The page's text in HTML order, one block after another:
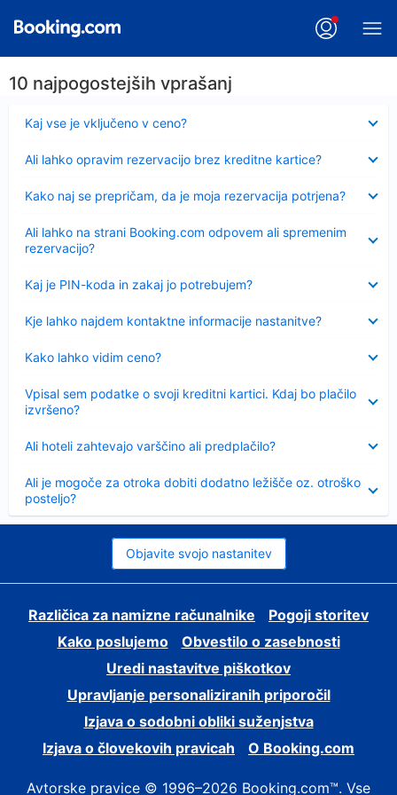
10 najpogostejših vprašanj
Kaj vse je vključeno v ceno?
Ali lahko opravim rezervacijo brez kreditne kartice?
Kako naj se prepričam, da je moja rezervacija potrjena?
Ali lahko na strani Booking.com odpovem ali spremenim
rezervacijo?
Kaj je PIN-koda in zakaj jo potrebujem?
Kje lahko najdem kontaktne informacije nastanitve?
Kako lahko vidim ceno?
Vpisal sem podatke o svoji kreditni kartici. Kdaj bo plačilo
izvršeno?
Ali hoteli zahtevajo varščino ali predplačilo?
Ali je mogoče za otroka dobiti dodatno ležišče oz. otroško
posteljo?
Objavite svojo nastanitev
Različica za namizne računalnike
Pogoji storitev
Kako poslujemo
Obvestilo o zasebnosti
Uredi nastavitve piškotkov
Upravljanje personaliziranih priporočil
Izjava o sodobni obliki suženjstva
Izjava o človekovih pravicah
O Booking.com
Avtorske pravice © 1996–2026 Booking.com™. Vse